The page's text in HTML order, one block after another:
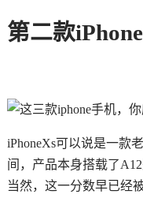
第二款
iPhoneXs可以说是一款
间，产品本身搭载了
当然，这一分数早已经